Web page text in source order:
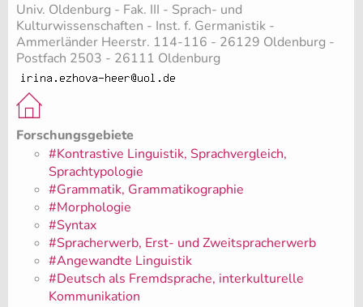
Univ. Oldenburg - Fak. III - Sprach- und
Kulturwissenschaften - Inst. f. Germanistik -
Ammerländer Heerstr. 114-116 - 26129 Oldenburg -
Postfach 2503 - 26111 Oldenburg
Forschungsgebiete
#Kontrastive Linguistik, Sprachvergleich,
Sprachtypologie
#Grammatik, Grammatikographie
#Morphologie
#Syntax
#Spracherwerb, Erst- und Zweitspracherwerb
#Angewandte Linguistik
#Deutsch als Fremdsprache, interkulturelle
Kommunikation